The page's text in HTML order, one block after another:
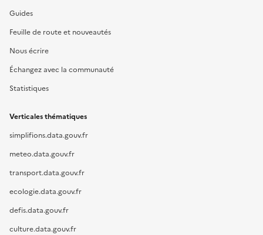
Guides
Feuille de route et nouveautés
Nous écrire
Échangez avec la communauté
Statistiques
Verticales thématiques
simplifions.data.gouv.fr
meteo.data.gouv.fr
transport.data.gouv.fr
ecologie.data.gouv.fr
defis.data.gouv.fr
culture.data.gouv.fr